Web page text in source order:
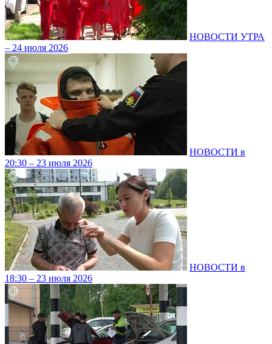
НОВОСТИ УТРА
– 24 июля 2026
НОВОСТИ в
20:30 – 23 июля 2026
НОВОСТИ в
18:30 – 23 июля 2026